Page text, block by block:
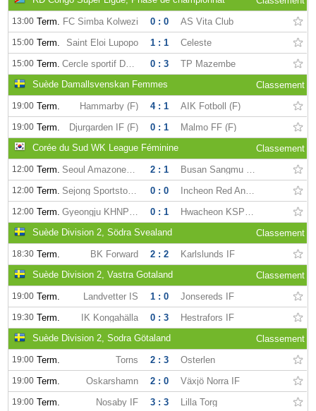
13:00 Term. FC Simba Kolwezi 0 : 0 AS Vita Club
15:00 Term. Saint Eloi Lupopo 1 : 1 Celeste
15:00 Term. Cercle sportif Don Bosco 0 : 3
TP Mazembe
Suède Damallsvenskan Femmes
Classement
19:00 Term. Hammarby (F) 4 : 1 AIK Fotboll (F)
19:00 Term. Djurgarden IF (F) 0 : 1
Malmo FF (F)
Corée du Sud WK League Féminine
Classement
12:00 Term. Seoul Amazones (F) 2 : 1 Busan Sangmu (F)
12:00 Term. Sejong Sportstoto (F) 0 : 0 Incheon Red Angels (F)
12:00 Term. Gyeongju KHNP (F) 0 : 1
Hwacheon KSPO (F)
Suède Division 2, Södra Svealand
Classement
18:30 Term. BK Forward 2 : 2
Karlslunds IF
Suède Division 2, Vastra Gotaland
Classement
19:00 Term. Landvetter IS 1 : 0 Jonsereds IF
19:30 Term. IK Kongahälla 0 : 3
Hestrafors IF
Suède Division 2, Sodra Götaland
Classement
19:00 Term. Torns 2 : 3 Osterlen
19:00 Term. Oskarshamn 2 : 0 Växjö Norra IF
19:00 Term. Nosaby IF 3 : 3 Lilla Torg